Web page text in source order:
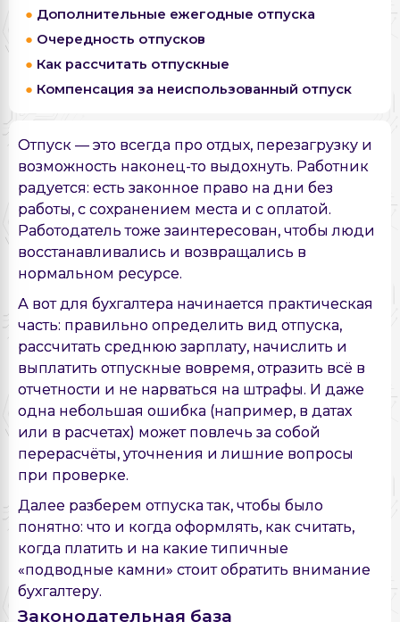
Дополнительные ежегодные отпуска
Очередность отпусков
Как рассчитать отпускные
Компенсация за неиспользованный отпуск
Отпуск — это всегда про отдых, перезагрузку и
возможность наконец-то выдохнуть. Работник
радуется: есть законное право на дни без
работы, с сохранением места и с оплатой.
Работодатель тоже заинтересован, чтобы люди
восстанавливались и возвращались в
нормальном ресурсе.
А вот для бухгалтера начинается практическая
часть: правильно определить вид отпуска,
рассчитать среднюю зарплату, начислить и
выплатить отпускные вовремя, отразить всё в
отчетности и не нарваться на штрафы. И даже
одна небольшая ошибка (например, в датах
или в расчетах) может повлечь за собой
перерасчёты, уточнения и лишние вопросы
при проверке.
Далее разберем отпуска так, чтобы было
понятно: что и когда оформлять, как считать,
когда платить и на какие типичные
«подводные камни» стоит обратить внимание
бухгалтеру.
Законодательная база